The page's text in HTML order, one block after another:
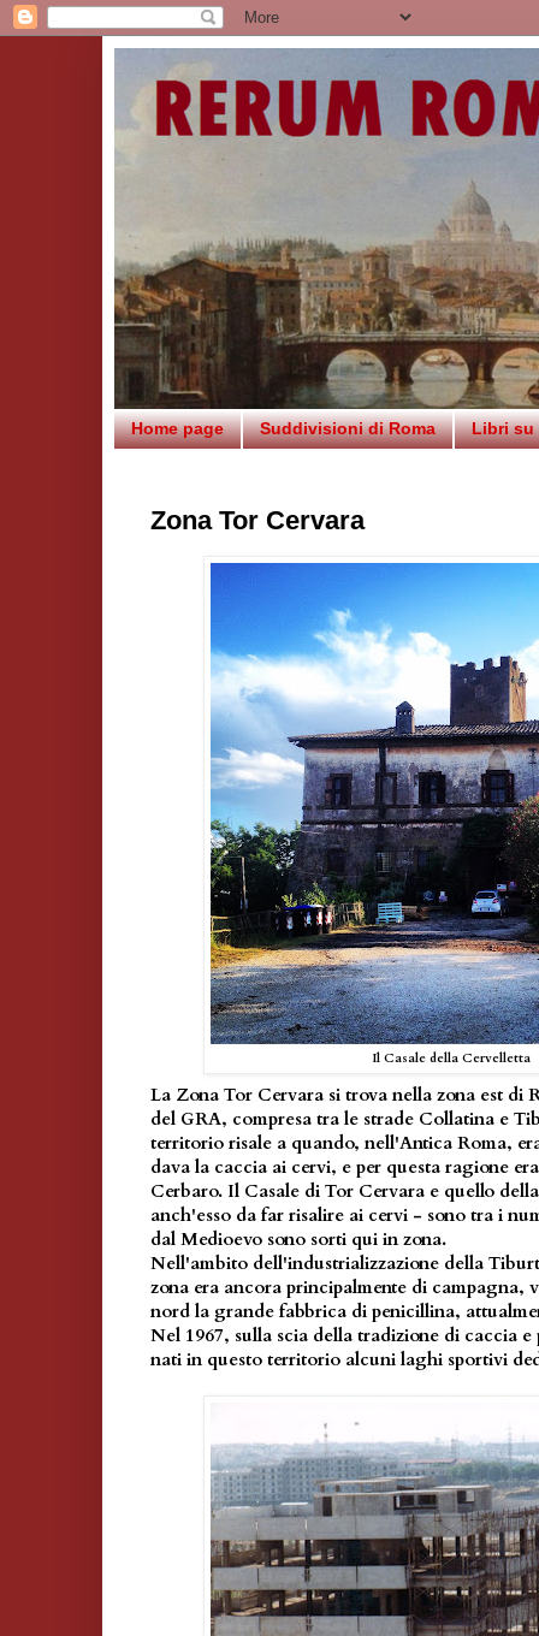
Home page Suddivisioni di Roma Libri su
Zona Tor Cervara
Il Casale della Cervelletta
La Zona Tor Cervara si trova nella zona est di
del GRA, compresa tra le strade Collatina e
territorio risale a quando, nell'Antica Roma,
dava la caccia ai cervi, e per questa ragione
Cerbaro. Il Casale di Tor Cervara e quello
anch'esso da far risalire ai cervi - sono tra i
dal Medioevo sono sorti qui in zona.
Nell'ambito dell'industrializzazione della
zona era ancora principalmente di campagna,
nord la grande fabbrica di penicillina,
Nel 1967, sulla scia della tradizione di caccia e
nati in questo territorio alcuni laghi sportivi